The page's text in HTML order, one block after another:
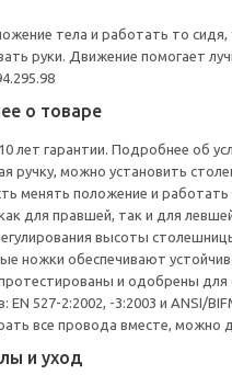
тела и работать то
руки. Движение помогает
о товаре
лет гарантии. Подробнее об
ручку, можно установить
менять положение и работать
для правшей, так и для
высоты
ножки обеспечивают
и одобрены для
EN 527-2:2002, -3:2003 и ANSI/
все провода вместе, можно
и уход